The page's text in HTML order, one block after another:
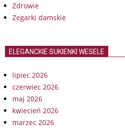
Zdrowie
Zegarki damskie
ELEGANCKIE SUKIENKI WESELE
lipiec 2026
czerwiec 2026
maj 2026
kwiecień 2026
marzec 2026